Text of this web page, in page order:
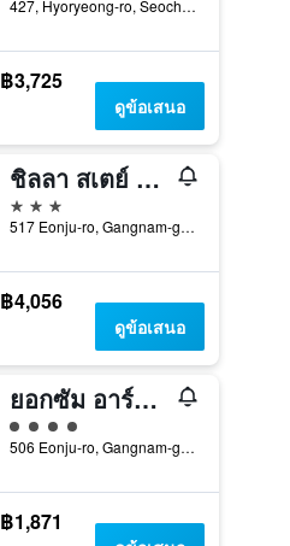
427, Hyoryeong-ro, Seocho-gu, โซล, เกาหลีใต้
฿3,725
ดูข้อเสนอ
ชิลลา สเตย์ กังนัม ยอกซัม
3 ดาว
517 Eonju-ro, Gangnam-gu, โซล, เกาหลีใต้
฿4,056
ดูข้อเสนอ
ยอกซัม อาร์ตโนโว้ ซิตี้ โฮเทล แอนด์ เรซิเดนซ์
ให้ 4 ดาว
506 Eonju-ro, Gangnam-gu, โซล, เกาหลีใต้
฿1,871